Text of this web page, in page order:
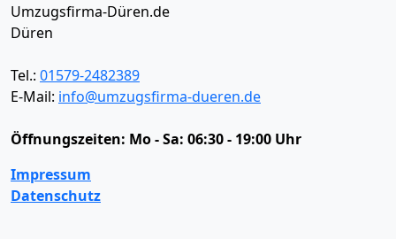
Umzugsfirma-Düren.de
Düren
Tel.: 01579-2482389
E-Mail: info@umzugsfirma-dueren.de
Öffnungszeiten: Mo - Sa: 06:30 - 19:00 Uhr
Impressum
Datenschutz